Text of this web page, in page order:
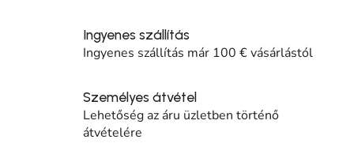
Ingyenes szállítás
Ingyenes szállítás már 100 € vásárlástól
Személyes átvétel
Lehetőség az áru üzletben történő
átvételére